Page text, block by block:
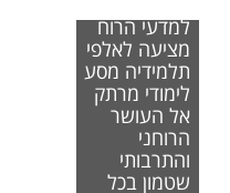
למדעי הרוח
מציעה לאלפי
תלמידיה מסע
לימודי מרתק
אל העושר
הרוחני
והתרבותי
שטמון בכל